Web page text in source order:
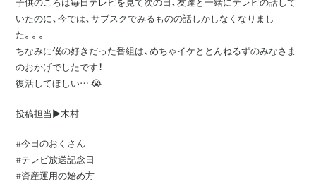
いたのに、今では、サブスクでみるものの話しかしなくなりまし
た。。。
ちなみに僕の好きだった番組は、めちゃイケととんねるずのみなさま
のおかげでしたです！
復活してほしい… 😭
投稿担当▶️木村
#今日のおくさん
#テレビ放送記念日
#資産運用の始め方